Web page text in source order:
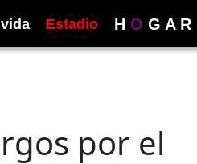
Estadio H O G A R
por el